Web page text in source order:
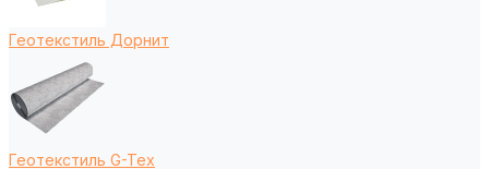
Геотекстиль Дорнит
Геотекстиль G-Tex